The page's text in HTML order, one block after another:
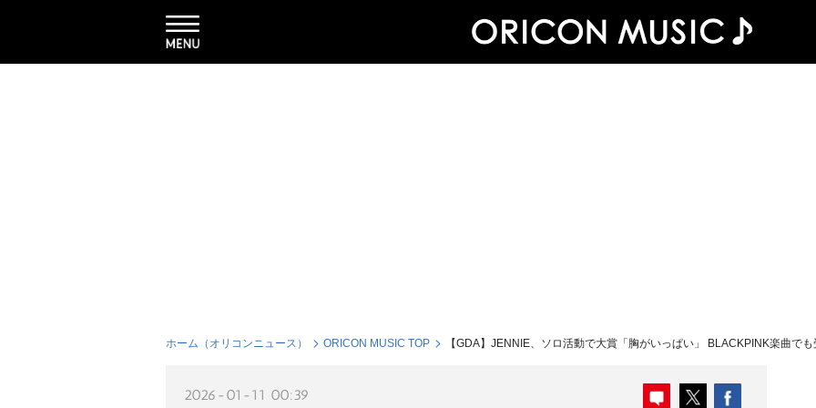
ホーム（オリコンニュース） ORICON MUSIC TOP 【GDA】JENNIE、ソロ活動で大賞「胸がいっぱい」 BLACKPINK楽曲でも
2026-01-11 00:39